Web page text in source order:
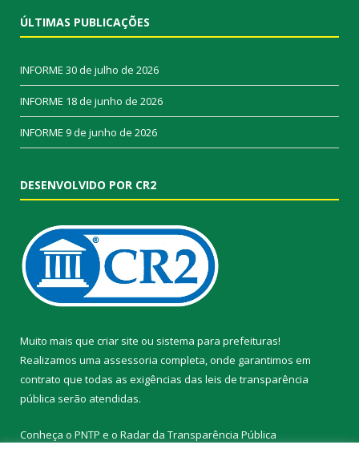
ÚLTIMAS PUBLICAÇÕES
INFORME 30 de julho de 2026
INFORME 18 de junho de 2026
INFORME 9 de junho de 2026
DESENVOLVIDO POR CR2
Muito mais que criar site ou sistema para prefeituras!
Realizamos uma assessoria completa, onde garantimos em
contrato que todas as exigências das leis de transparência
pública serão atendidas.
Conheça o PNTP e o Radar da Transparência Pública